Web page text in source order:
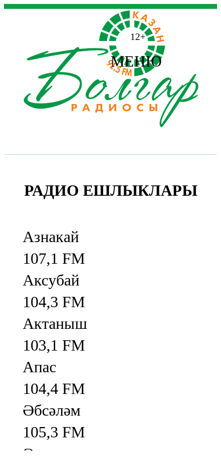
12+
МЕНЮ
РАДИО ЕШЛЫКЛАРЫ
Азнакай
107,1 FM
Аксубай
104,3 FM
Актаныш
103,1 FM
Апас
104,4 FM
Әбсәләм
105,3 FM
Әлмәт